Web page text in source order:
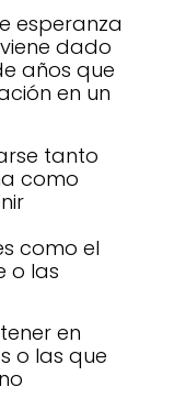
esperanza
dado
años que
en un
tanto
como
como el
o las
en
o las que